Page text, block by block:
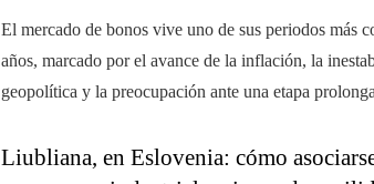
El mercado de bonos vive uno de sus periodos más
años, marcado por el avance de la inflación, la
geopolítica y la preocupación ante una etapa
Liubliana, en Eslovenia: cómo